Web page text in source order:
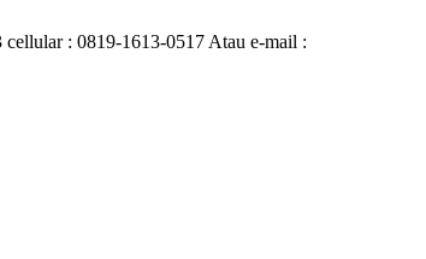
: 0819-1613-0517 Atau e-mail :